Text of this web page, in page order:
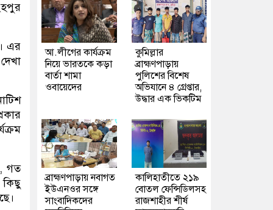
এর
গত
আ.লীগের কার্যক্রম
নিয়ে ভারতকে কড়া
বার্তা শামা
ওবায়েদের
কুমিল্লার
ব্রাহ্মণপাড়ায়
পুলিশের বিশেষ
অভিযানে ৪ গ্রেপ্তার,
উদ্ধার এক ভিকটিম
ব্রাহ্মণপাড়ায় নবাগত
ইউএনওর সঙ্গে
সাংবাদিকদের
কালিহাতীতে ২১৯
বোতল ফেন্সিডিলসহ
রাজশাহীর শীর্ষ